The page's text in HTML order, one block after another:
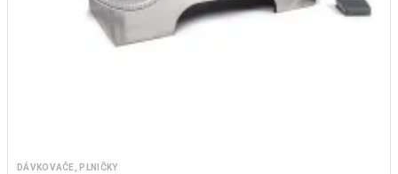
DÁVKOVAČE, PLNIČKY